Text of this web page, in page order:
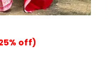
off)